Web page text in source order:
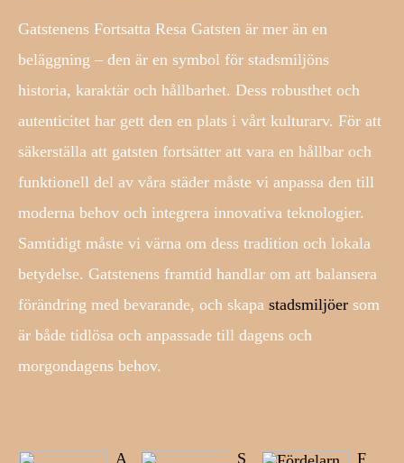
Gatstenens Fortsatta Resa Gatsten är mer än en
beläggning – den är en symbol för stadsmiljöns
historia, karaktär och hållbarhet. Dess robusthet och
autenticitet har gett den en plats i vårt kulturarv. För att
säkerställa att gatsten fortsätter att vara en hållbar och
funktionell del av våra städer måste vi anpassa den till
moderna behov och integrera innovativa teknologier.
Samtidigt måste vi värna om dess tradition och lokala
betydelse. Gatstenens framtid handlar om att balansera
förändring med bevarande, och skapa stadsmiljöer som
är både tidlösa och anpassade till dagens och
morgondagens behov.
A
S
F